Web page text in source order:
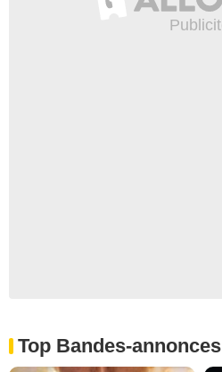
Top Bandes-annonces